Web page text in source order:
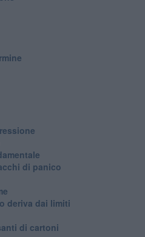
di panico
deriva dai limiti
di cartoni